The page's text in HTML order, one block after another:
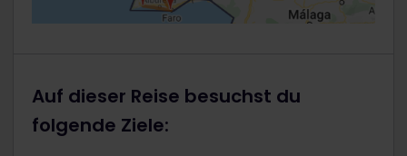
Auf dieser Reise besuchst du
folgende Ziele: